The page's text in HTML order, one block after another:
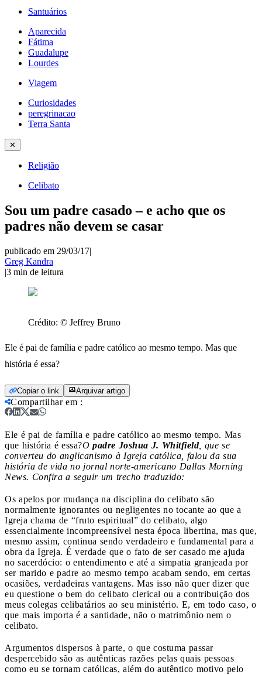
Santuários
Aparecida
Fátima
Guadalupe
Lourdes
Viagem
Curiosidades
peregrinacao
Terra Santa
✕
Religião
Celibato
Sou um padre casado – e acho que os
padres não devem se casar
publicado em 29/03/17|
Greg Kandra
|3 min de leitura
Crédito: © Jeffrey Bruno
Ele é pai de família e padre católico ao mesmo tempo. Mas que
história é essa?
Copiar o link Arquivar artigo
Compartilhar em :
Ele é pai de família e padre católico ao mesmo tempo. Mas
que história é essa?O padre Joshua J. Whitfield, que se
converteu do anglicanismo à Igreja católica, falou da sua
história de vida no jornal norte-americano Dallas Morning
News. Confira a seguir um trecho traduzido:
Os apelos por mudança na disciplina do celibato são
normalmente ignorantes ou negligentes no tocante ao que a
Igreja chama de “fruto espiritual” do celibato, algo
essencialmente incompreensível nesta época libertina, mas que,
mesmo assim, continua sendo verdadeiro e fundamental para a
obra da Igreja. É verdade que o fato de ser casado me ajuda
no sacerdócio: o entendimento e até a simpatia granjeada por
ser marido e padre ao mesmo tempo acabam sendo, em certas
ocasiões, verdadeiras vantagens. Mas isso não quer dizer que
eu questione o bem do celibato clerical ou a contribuição dos
meus colegas celibatários ao seu ministério. E, em todo caso, o
que mais importa é a santidade, não o matrimônio nem o
celibato.
Argumentos dispersos à parte, o que costuma passar
despercebido são as autênticas razões pelas quais pessoas
como eu se tornam católicas, além do autêntico motivo pelo